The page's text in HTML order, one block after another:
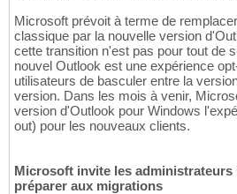
Microsoft prévoit à terme de
classique par la nouvelle version
cette transition n'est pas pour tout de
nouvel Outlook est une expérience
utilisateurs de basculer entre la
version. Dans les mois à venir,
version d'Outlook pour Windows
out) pour les nouveaux clients.
Microsoft invite les administrateurs
préparer aux migrations